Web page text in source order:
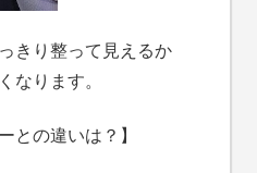
きり整って見えるか
なります。
との違いは？】